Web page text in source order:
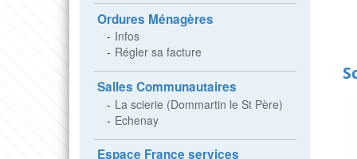
Ordures Ménagères
Infos
Régler sa facture
Salles Communautaires
La scierie (Dommartin le St Père)
Echenay
Espace France services